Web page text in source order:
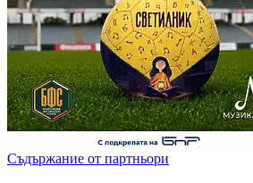
Съдържание от партньори